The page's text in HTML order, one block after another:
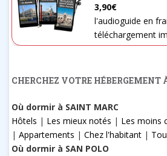
3,90€
l'audioguide en
téléchargement
CHERCHEZ VOTRE HÉBERGEMENT
Où dormir à SAINT MARC
Hôtels | Les mieux notés | Les moins
| Appartements | Chez l'habitant |
Où dormir à SAN POLO